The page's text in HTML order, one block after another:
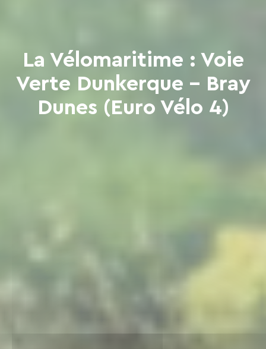
La Vélomaritime : Voie
Verte Dunkerque - Bray
Dunes (Euro Vélo 4)